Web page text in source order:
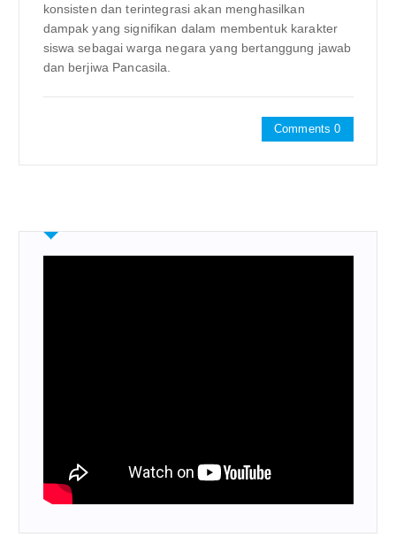
konsisten dan terintegrasi akan menghasilkan
dampak yang signifikan dalam membentuk karakter
siswa sebagai warga negara yang bertanggung jawab
dan berjiwa Pancasila.
Comments 0